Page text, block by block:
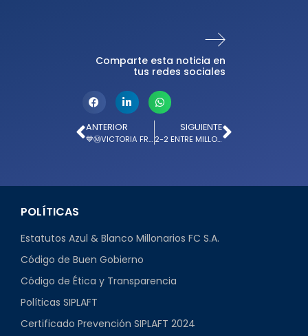
Comparte esta noticia en
tus redes sociales
ANTERIOR
💙Ⓜ️VICTORIA FRENTE A SANTA FE: POSTALES DE LA FECHA 14 PARA MILLONARIOS
SIGUIENTE
2-2 ENTRE MILLONARIOS Y ONCE CALDAS EN EL CAMPÍN
POLÍTICAS
Estatutos Azul & Blanco Millonarios FC S.A.
Código de Buen Gobierno
Código de Ética y Transparencia
Políticas SIPLAFT
Certificado Prevención SIPLAFT 2024